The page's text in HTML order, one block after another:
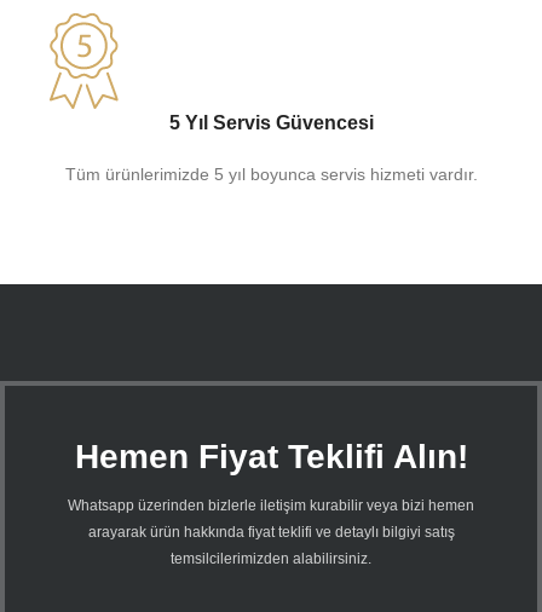
5 Yıl Servis Güvencesi
Tüm ürünlerimizde 5 yıl boyunca servis hizmeti vardır.
Hemen Fiyat Teklifi Alın!
Whatsapp üzerinden bizlerle iletişim kurabilir veya bizi hemen
arayarak ürün hakkında fiyat teklifi ve detaylı bilgiyi satış
temsilcilerimizden alabilirsiniz.